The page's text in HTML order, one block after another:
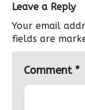
Leave a Reply
Your email
fields are
Comment *